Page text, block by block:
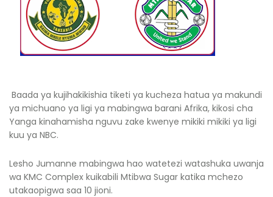
Baada ya kujihakikishia tiketi ya kucheza hatua ya makundi
ya michuano ya ligi ya mabingwa barani Afrika, kikosi cha
Yanga kinahamisha nguvu zake kwenye mikiki mikiki ya ligi
kuu ya NBC.
Lesho Jumanne mabingwa hao watetezi watashuka uwanja
wa KMC Complex kuikabili Mtibwa Sugar katika mchezo
utakaopigwa saa 10 jioni.